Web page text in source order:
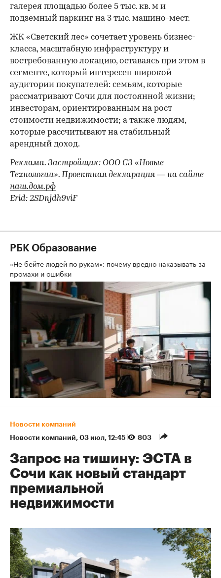
00:00
галерея площадью более 5 тыс. кв. м и
подземный паркинг на 3 тыс. машино-мест.
ЖК «Светский лес» сочетает уровень бизнес-
класса, масштабную инфраструктуру и
востребованную локацию, оставаясь при этом в
сегменте, который интересен широкой
аудитории покупателей: семьям, которые
рассматривают Сочи для постоянной жизни;
инвесторам, ориентированным на рост
стоимости недвижимости; а также людям,
которые рассчитывают на стабильный
арендный доход.
Реклама. Застройщик: ООО СЗ «Новые
Технологии». Проектная декларация — на сайте
наш.дом.рф
Erid: 2SDnjdh9viF
РБК Образование
«Не бейте людей по рукам»: почему вредно наказывать за
промахи и ошибки
Новости компаний
Новости компаний⁠, 03 июл, 12:45 803
Запрос на тишину: ЭСТА в
Сочи как новый стандарт
премиальной
недвижимости